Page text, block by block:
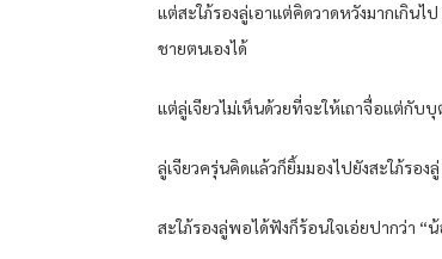
แต่สะใภ้รองลู่เอาแต่คิดวาดหวังมากเกิน
ชายตนเองได้
แต่ลู่เจียวไม่เห็นด้วยที่จะให้เถาจื่อแต่กับ
ลู่เจียวครุ่นคิดแล้วก็ยิ้มมองไปยังสะใภ้รอ
สะใภ้รองลู่พอได้ฟังก็ร้อนใจเอ่ยปากว่า “น้